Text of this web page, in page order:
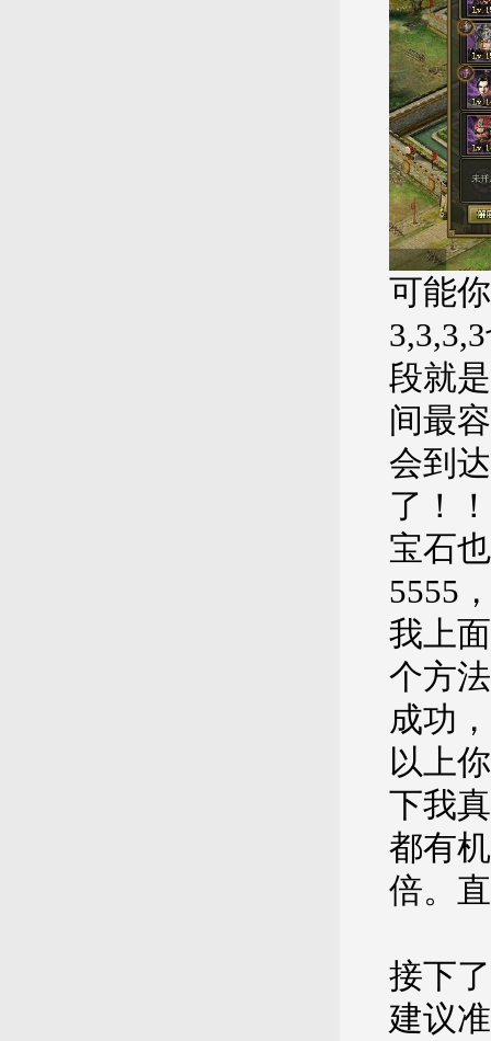
可能
段就
间最
会到
了！
宝石
5555
我上
个方
成功
以上
下我
都有
倍。
接下
建议